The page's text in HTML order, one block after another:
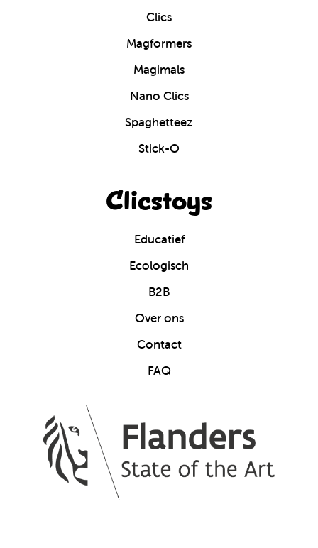
Clics
Magformers
Magimals
Nano Clics
Spaghetteez
Stick-O
Clicstoys
Educatief
Ecologisch
B2B
Over ons
Contact
FAQ